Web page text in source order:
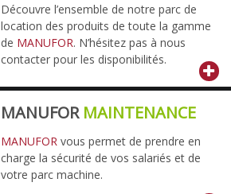
Découvre l’ensemble de notre parc de
location des produits de toute la gamme
de MANUFOR. N’hésitez pas à nous
contacter pour les disponibilités.
MANUFOR MAINTENANCE
MANUFOR vous permet de prendre en
charge la sécurité de vos salariés et de
votre parc machine.